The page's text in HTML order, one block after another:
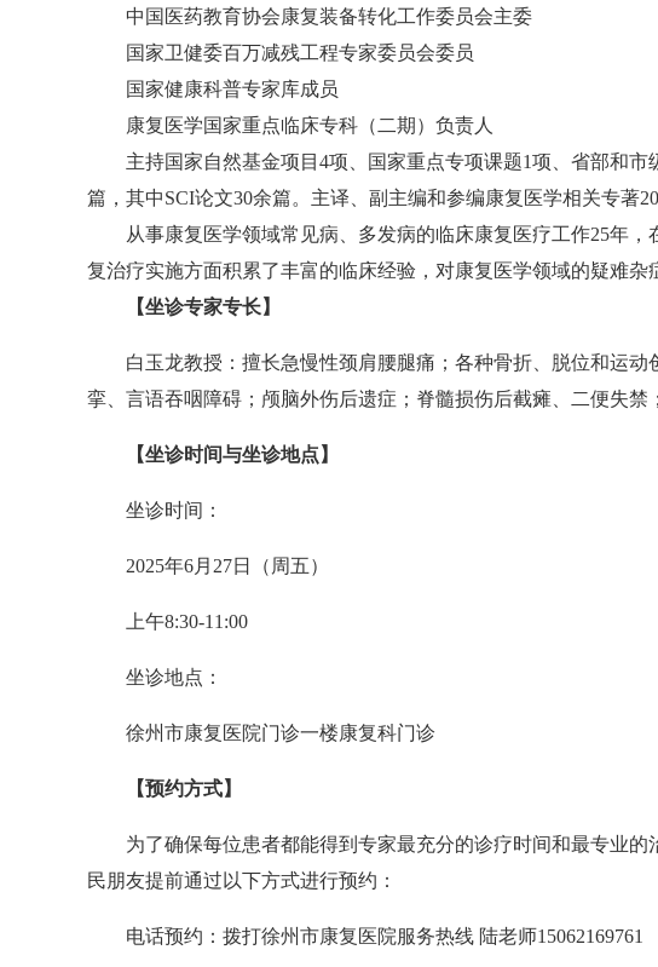
中国医药教育协会康复装备转化工作委员会主委
国家卫健委百万减残工程专家委员会委员
国家健康科普专家库成员
康复医学国家重点临床专科（二期）负责人
主持国家自然基金项目4项、国家重点专项课题1项、省部和市
篇，其中SCI论文30余篇。主译、副主编和参编康复医学相关专著
从事康复医学领域常见病、多发病的临床康复医疗工作25年，
复治疗实施方面积累了丰富的临床经验，对康复医学领域的疑难杂
【坐诊专家专长】
白玉龙教授：擅长急慢性颈肩腰腿痛；各种骨折、脱位和运动
挛、言语吞咽障碍；颅脑外伤后遗症；脊髓损伤后截瘫、二便失禁
【坐诊时间与坐诊地点】
坐诊时间：
2025年6月27日（周五）
上午8:30-11:00
坐诊地点：
徐州市康复医院门诊一楼康复科门诊
【预约方式】
为了确保每位患者都能得到专家最充分的诊疗时间和最专业的
民朋友提前通过以下方式进行预约：
电话预约：拨打徐州市康复医院服务热线 陆老师15062169761